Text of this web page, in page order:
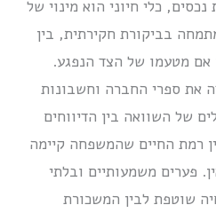
כלי חיוני הוא מינוי של
בביקורת חקירתית, בין
מטעמו של הצד הנפגע.
את ספרי החברה וחשבונות
של השוואה בין הדיווחים
רמת החיים שהמשפחה קיימה
פערים משמעותיים ובלתי
שוטפת לבין המשכורת